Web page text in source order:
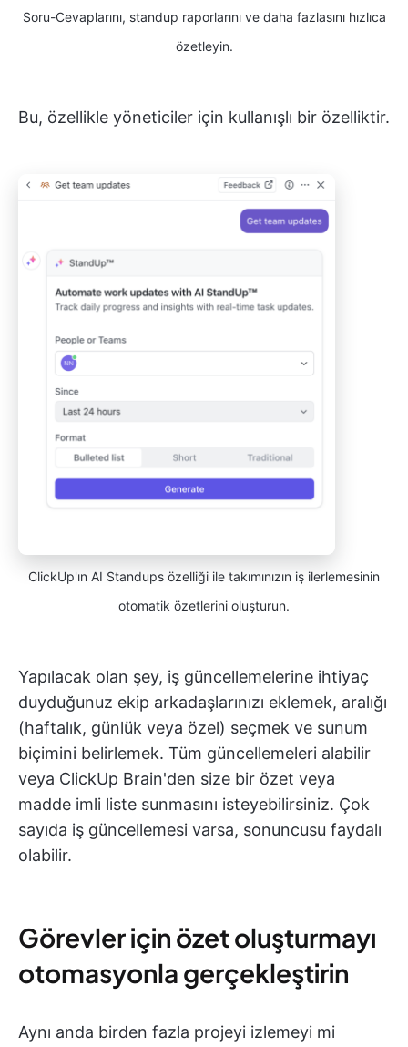
Soru-Cevaplarını, standup raporlarını ve daha fazlasını hızlıca
özetleyin.
Bu, özellikle yöneticiler için kullanışlı bir özelliktir.
ClickUp'ın AI Standups özelliği ile takımınızın iş ilerlemesinin
otomatik özetlerini oluşturun.
Yapılacak olan şey, iş güncellemelerine ihtiyaç
duyduğunuz ekip arkadaşlarınızı eklemek, aralığı
(haftalık, günlük veya özel) seçmek ve sunum
biçimini belirlemek. Tüm güncellemeleri alabilir
veya ClickUp Brain'den size bir özet veya
madde imli liste sunmasını isteyebilirsiniz. Çok
sayıda iş güncellemesi varsa, sonuncusu faydalı
olabilir.
Görevler için özet oluşturmayı
otomasyonla gerçekleştirin
Aynı anda birden fazla projeyi izlemeyi mi